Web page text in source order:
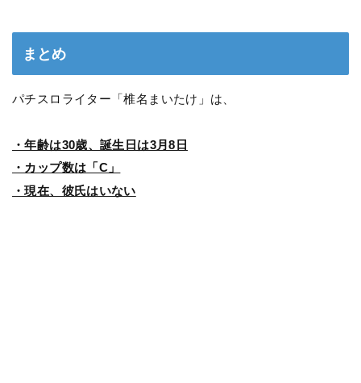
まとめ
パチスロライター「椎名まいたけ」は、
・年齢は30歳、誕生日は3月8日
・カップ数は「C」
・現在、彼氏はいない